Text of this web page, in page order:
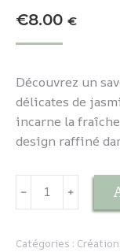
€8.00 €
Découvrez un
délicates de
incarne la
design raffiné
quantité
du
﹣ ﹢
Catégories :